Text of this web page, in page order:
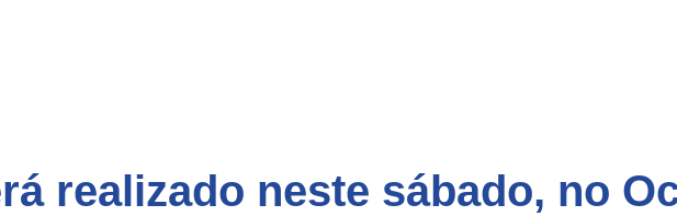
realizado neste sábado, no